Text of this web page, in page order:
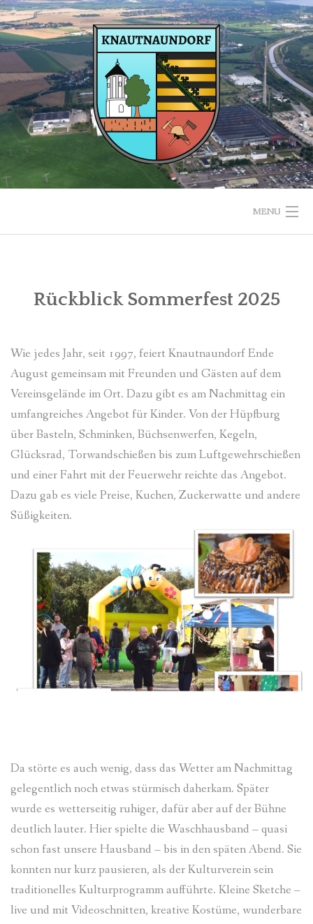
Skip
to
content
MENU
ORT
FEUERWEHR
KIRCHGEMEINDE
PROJEKTTHEMEN
IMPRESSIONEN
Rückblick Sommerfest 2025
Wie jedes Jahr, seit 1997, feiert Knautnaundorf Ende
August gemeinsam mit Freunden und Gästen auf dem
Vereinsgelände im Ort. Dazu gibt es am Nachmittag ein
umfangreiches Angebot für Kinder. Von der Hüpfburg
über Basteln, Schminken, Büchsenwerfen, Kegeln,
Glücksrad, Torwandschießen bis zum Luftgewehrschießen
und einer Fahrt mit der Feuerwehr reichte das Angebot.
Dazu gab es viele Preise, Kuchen, Zuckerwatte und andere
Süßigkeiten.
Da störte es auch wenig, dass das Wetter am Nachmittag
gelegentlich noch etwas stürmisch daherkam. Später
wurde es wetterseitig ruhiger, dafür aber auf der Bühne
deutlich lauter. Hier spielte die Waschhausband – quasi
schon fast unsere Hausband – bis in den späten Abend. Sie
konnten nur kurz pausieren, als der Kulturverein sein
traditionelles Kulturprogramm aufführte. Kleine Sketche –
live und mit Videoschnitten, kreative Kostüme, wunderbare